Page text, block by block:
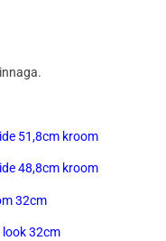
51,8cm kroom
48,8cm kroom
32cm
look 32cm